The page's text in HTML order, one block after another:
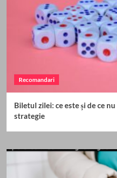
Recomandari
Biletul zilei: ce este și de ce
strategie